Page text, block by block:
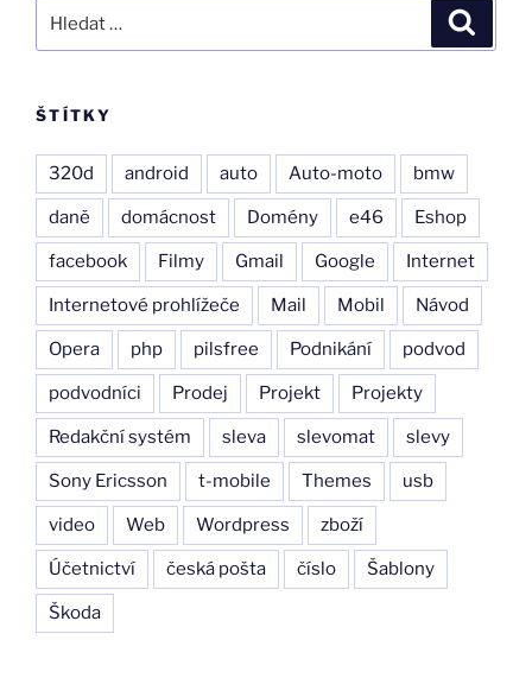
ŠTÍTKY
320d android auto Auto-moto bmw
daně domácnost Domény e46 Eshop
facebook Filmy Gmail Google Internet
Internetové prohlížeče Mail Mobil Návod
Opera php pilsfree Podnikání podvod
podvodníci Prodej Projekt Projekty
Redakční systém sleva slevomat slevy
Sony Ericsson t-mobile Themes usb
video Web Wordpress zboží
Účetnictví česká pošta číslo Šablony
Škoda